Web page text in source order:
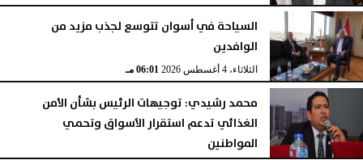
السياحة في أسوان تتوسع لجذب مزيد من
الوافدين
الثلاثاء، 4 أغسطس 2026 06:01 مـ
محمد رشيدي: توجيهات الرئيس بشأن الأمن
الغذائي تدعم استقرار الأسواق وتحمي
المواطنين